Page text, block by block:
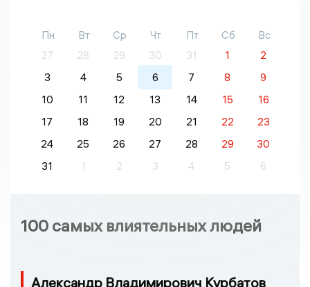
Пн Вт Ср Чт Пт Сб
Вс
27
28 29 30 31 1
2
3
4 5 6 7 8
9
10
11 12 13 14 15
16
17
18 19 20 21 22
23
24
25 26 27 28 29
30
31
1 2 3 4 5 6
100 самых влиятельных людей
Александр Владимирович Курбатов